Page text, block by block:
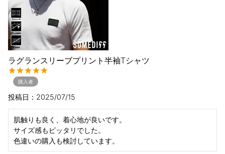
ラグランスリーブプリント半袖Tシャツ
購入者
投稿日 2025/07/15
肌触りも良く、着心地が良いです。
サイズ感もピッタリでした。